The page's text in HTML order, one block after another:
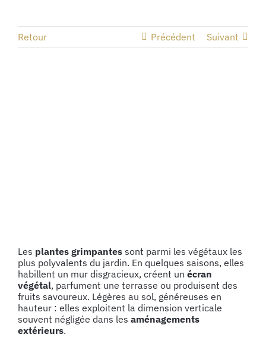
Retour Précédent Suivant
Les plantes grimpantes sont parmi les végétaux les
plus polyvalents du jardin. En quelques saisons, elles
habillent un mur disgracieux, créent un écran
végétal, parfument une terrasse ou produisent des
fruits savoureux. Légères au sol, généreuses en
hauteur : elles exploitent la dimension verticale
souvent négligée dans les aménagements
extérieurs.